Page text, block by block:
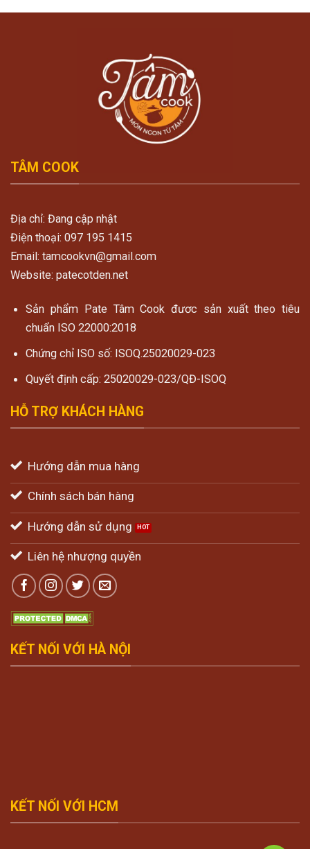
TÂM COOK
Địa chỉ: Đang cập nhật
Điện thoại: 097 195 1415
Email: tamcookvn@gmail.com
Website: patecotden.net
Sản phẩm Pate Tâm Cook đươc sản xuất theo tiêu
chuẩn ISO 22000:2018
Chứng chỉ ISO số: ISOQ.25020029-023
Quyết định cấp: 25020029-023/QĐ-ISOQ
HỖ TRỢ KHÁCH HÀNG
Hướng dẫn mua hàng
Chính sách bán hàng
Hướng dẫn sử dụng
Liên hệ nhượng quyền
KẾT NỐI VỚI HÀ NỘI
KẾT NỐI VỚI HCM